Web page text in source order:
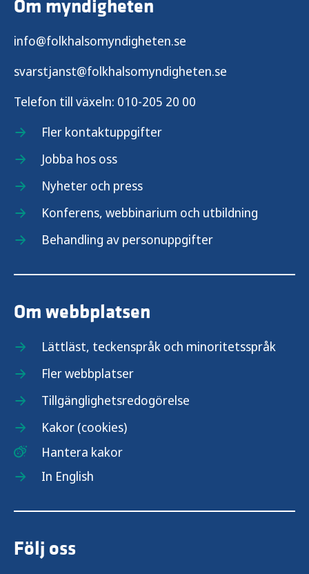
Om myndigheten
info@folkhalsomyndigheten.se
svarstjanst@folkhalsomyndigheten.se
Telefon till växeln: 010-205 20 00
Fler kontaktuppgifter
Jobba hos oss
Nyheter och press
Konferens, webbinarium och utbildning
Behandling av personuppgifter
Om webbplatsen
Lättläst, teckenspråk och minoritetsspråk
Fler webbplatser
Tillgänglighetsredogörelse
Kakor (cookies)
Hantera kakor
In English
Följ oss